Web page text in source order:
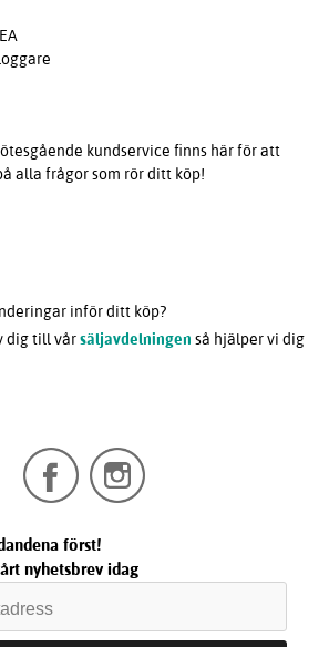
kundservice finns här för att
alla frågor som rör ditt köp!
inför ditt köp?
dig till vårsäljavdelningen så hjälper vi dig
först!
nyhetsbrev idag